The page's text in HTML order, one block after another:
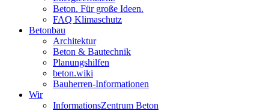
Beton. Für große Ideen.
FAQ Klimaschutz
Betonbau
Architektur
Beton & Bautechnik
Planungshilfen
beton.wiki
Bauherren-Informationen
Wir
InformationsZentrum Beton